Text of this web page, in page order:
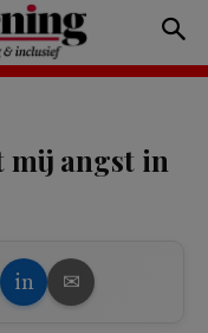
mij angst in
in ✉